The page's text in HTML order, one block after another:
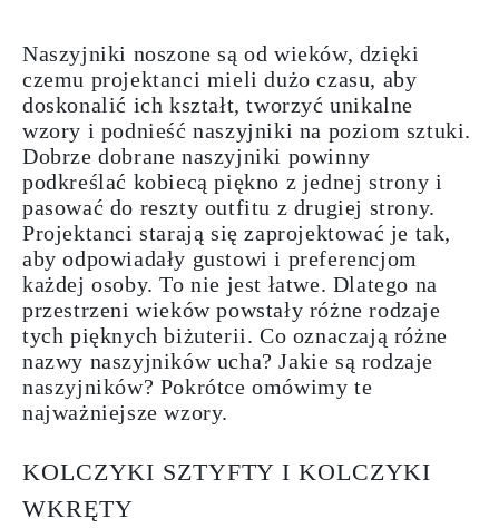
Naszyjniki noszone są od wieków, dzięki
czemu projektanci mieli dużo czasu, aby
doskonalić ich kształt, tworzyć unikalne
wzory i podnieść naszyjniki na poziom sztuki.
Dobrze dobrane naszyjniki powinny
podkreślać kobiecą piękno z jednej strony i
pasować do reszty outfitu z drugiej strony.
Projektanci starają się zaprojektować je tak,
aby odpowiadały gustowi i preferencjom
każdej osoby. To nie jest łatwe. Dlatego na
przestrzeni wieków powstały różne rodzaje
tych pięknych biżuterii. Co oznaczają różne
nazwy naszyjników ucha? Jakie są rodzaje
naszyjników? Pokrótce omówimy te
najważniejsze wzory.
KOLCZYKI SZTYFTY I KOLCZYKI
WKRĘTY